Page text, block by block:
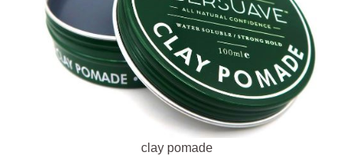
clay pomade